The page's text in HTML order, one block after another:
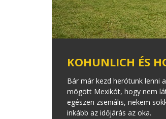
KOHUNLICH ÉS
Bár már kezd herótunk lenni
mögött Mexikót, hogy nem
egészen zseniális, nekem
inkább az időjárás az oka.